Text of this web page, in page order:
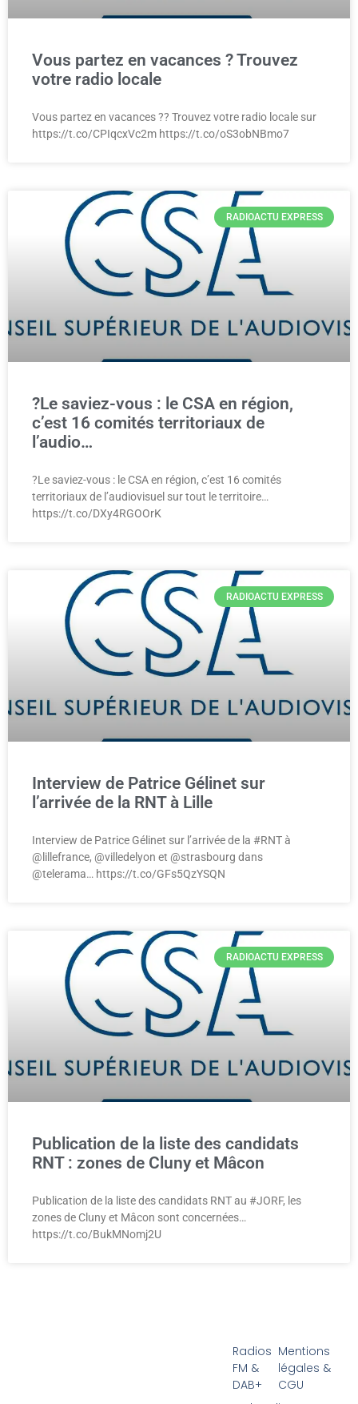
Vous partez en vacances ? Trouvez
votre radio locale
Vous partez en vacances ?? Trouvez votre radio locale sur
https://t.co/CPIqcxVc2m https://t.co/oS3obNBmo7
RADIOACTU EXPRESS
?Le saviez-vous : le CSA en région,
c’est 16 comités territoriaux de
l’audio…
?Le saviez-vous : le CSA en région, c’est 16 comités
territoriaux de l’audiovisuel sur tout le territoire…
https://t.co/DXy4RGOOrK
RADIOACTU EXPRESS
Interview de Patrice Gélinet sur
l’arrivée de la RNT à Lille
Interview de Patrice Gélinet sur l’arrivée de la #RNT à
@lillefrance, @villedelyon et @strasbourg dans
@telerama… https://t.co/GFs5QzYSQN
RADIOACTU EXPRESS
Publication de la liste des candidats
RNT : zones de Cluny et Mâcon
Publication de la liste des candidats RNT au #JORF, les
zones de Cluny et Mâcon sont concernées…
https://t.co/BukMNomj2U
Radios
FM &
DAB+
Mentions
légales &
CGU